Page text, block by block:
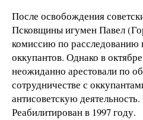
После освобождения
Псковщины игумен Павел
комиссию по расследованию
оккупантов. Однако в
неожиданно арестовали по
сотрудничестве с
антисоветскую
Реабилитирован в 1997 году.